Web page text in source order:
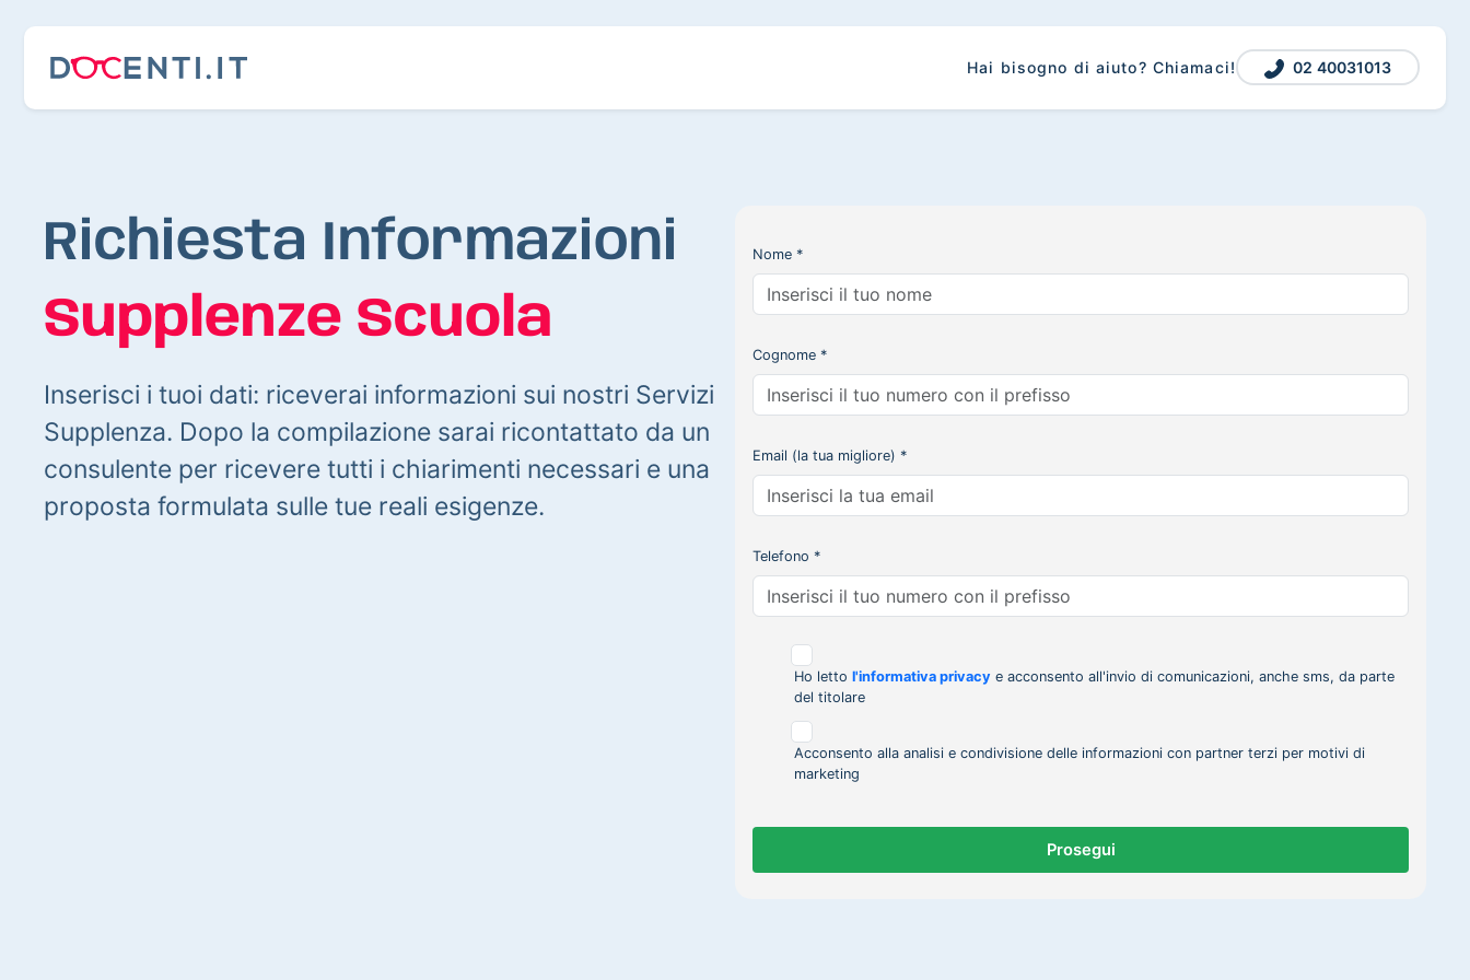
Hai bisogno di aiuto? Chiamaci! 02 40031013
Richiesta Informazioni
Supplenze Scuola
Inserisci i tuoi dati: riceverai informazioni sui nostri Servizi
Supplenza. Dopo la compilazione sarai ricontattato da un
consulente per ricevere tutti i chiarimenti necessari e una
proposta formulata sulle tue reali esigenze.
Nome *
Cognome *
Email (la tua migliore) *
Telefono *
Ho letto l'informativa privacy e acconsento all'invio di comunicazioni, anche sms, da parte
del titolare
Acconsento alla analisi e condivisione delle informazioni con partner terzi per motivi di
marketing